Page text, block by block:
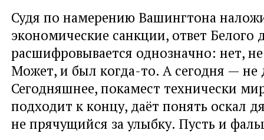
Судя по намерению Вашингтона
экономические санкции, ответ Белого
расшифровывается однозначно: нет,
Может, и был когда-то. А сегодня — не
Сегодняшнее, покамест технически
подходит к концу, даёт понять оскал
не прячущийся за улыбку. Пусть и